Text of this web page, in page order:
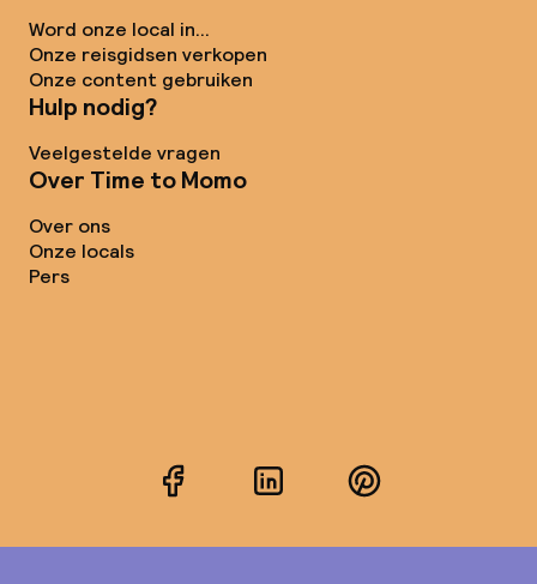
Word onze local in...
Onze reisgidsen verkopen
Onze content gebruiken
Hulp nodig?
Veelgestelde vragen
Over Time to Momo
Over ons
Onze locals
Pers
FacebookLinkedInPinterest